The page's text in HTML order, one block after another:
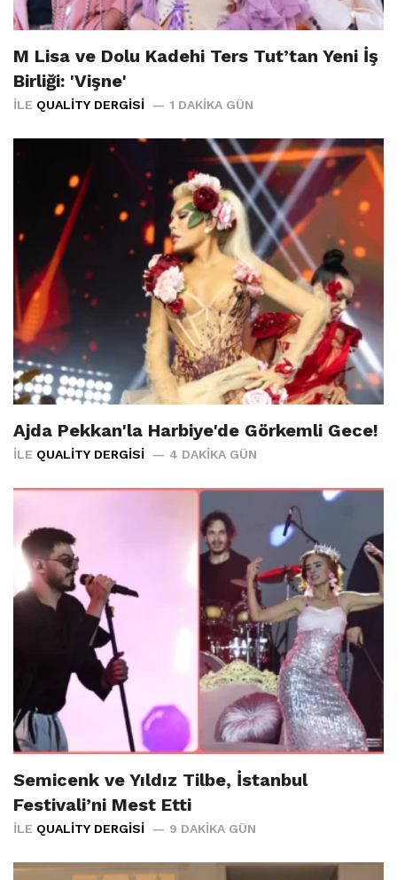
M Lisa ve Dolu Kadehi Ters Tut’tan Yeni İş
Birliği: 'Vişne'
İLE QUALITY DERGISI 1 DAKIKA GÜN
Ajda Pekkan'la Harbiye'de Görkemli Gece!
İLE QUALITY DERGISI 4 DAKIKA GÜN
Semicenk ve Yıldız Tilbe, İstanbul
Festivali’ni Mest Etti
İLE QUALITY DERGISI 9 DAKIKA GÜN